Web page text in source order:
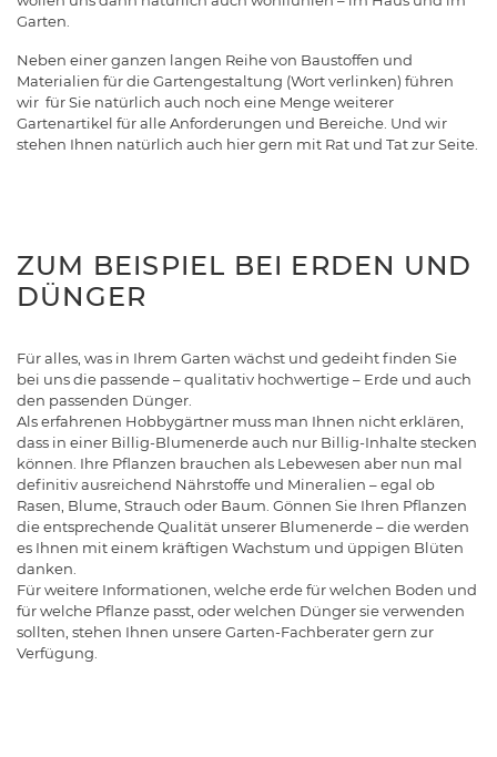
Garten.
Neben einer ganzen langen Reihe von Baustoffen und
Materialien für die Gartengestaltung (Wort verlinken) führen
wir für Sie natürlich auch noch eine Menge weiterer
Gartenartikel für alle Anforderungen und Bereiche. Und wir
stehen Ihnen natürlich auch hier gern mit Rat und Tat zur Seite.
ZUM BEISPIEL BEI ERDEN UND
DÜNGER
Für alles, was in Ihrem Garten wächst und gedeiht finden Sie
bei uns die passende – qualitativ hochwertige – Erde und auch
den passenden Dünger.
Als erfahrenen Hobbygärtner muss man Ihnen nicht erklären,
dass in einer Billig-Blumenerde auch nur Billig-Inhalte stecken
können. Ihre Pflanzen brauchen als Lebewesen aber nun mal
definitiv ausreichend Nährstoffe und Mineralien – egal ob
Rasen, Blume, Strauch oder Baum. Gönnen Sie Ihren Pflanzen
die entsprechende Qualität unserer Blumenerde – die werden
es Ihnen mit einem kräftigen Wachstum und üppigen Blüten
danken.
Für weitere Informationen, welche erde für welchen Boden und
für welche Pflanze passt, oder welchen Dünger sie verwenden
sollten, stehen Ihnen unsere Garten-Fachberater gern zur
Verfügung.